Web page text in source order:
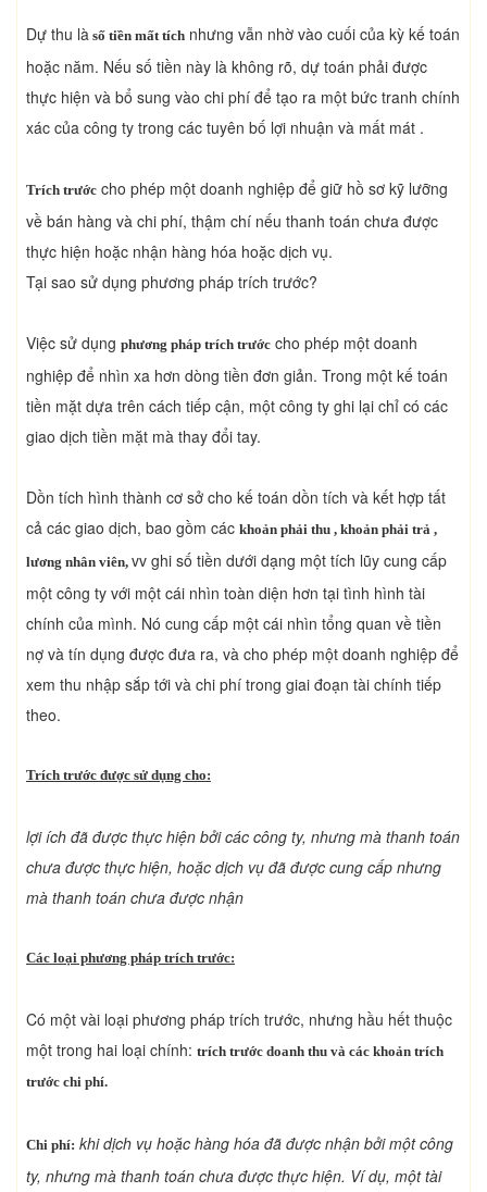
Dự thu là số tiền mất tích nhưng vẫn nhờ vào cuối của kỳ kế toán
hoặc năm. Nếu số tiền này là không rõ, dự toán phải được
thực hiện và bổ sung vào chi phí để tạo ra một bức tranh chính
xác của công ty trong các tuyên bố lợi nhuận và mất mát .
Trích trước cho phép một doanh nghiệp để giữ hồ sơ kỹ lưỡng
về bán hàng và chi phí, thậm chí nếu thanh toán chưa được
thực hiện hoặc nhận hàng hóa hoặc dịch vụ.
Tại sao sử dụng phương pháp trích trước?
Việc sử dụng phương pháp trích trước cho phép một doanh
nghiệp để nhìn xa hơn dòng tiền đơn giản. Trong một kế toán
tiền mặt dựa trên cách tiếp cận, một công ty ghi lại chỉ có các
giao dịch tiền mặt mà thay đổi tay.
Dồn tích hình thành cơ sở cho kế toán dồn tích và kết hợp tất
cả các giao dịch, bao gồm các khoản phải thu , khoản phải trả ,
lương nhân viên, vv ghi số tiền dưới dạng một tích lũy cung cấp
một công ty với một cái nhìn toàn diện hơn tại tình hình tài
chính của mình. Nó cung cấp một cái nhìn tổng quan về tiền
nợ và tín dụng được đưa ra, và cho phép một doanh nghiệp để
xem thu nhập sắp tới và chi phí trong giai đoạn tài chính tiếp
theo.
Trích trước được sử dụng cho:
lợi ích đã được thực hiện bởi các công ty, nhưng mà thanh toán
chưa được thực hiện, hoặc dịch vụ đã được cung cấp nhưng
mà thanh toán chưa được nhận
Các loại phương pháp trích trước:
Có một vài loại phương pháp trích trước, nhưng hầu hết thuộc
một trong hai loại chính: trích trước doanh thu và các khoản trích
trước chi phí.
Chi phí: khi dịch vụ hoặc hàng hóa đã được nhận bởi một công
ty, nhưng mà thanh toán chưa được thực hiện. Ví dụ, một tài